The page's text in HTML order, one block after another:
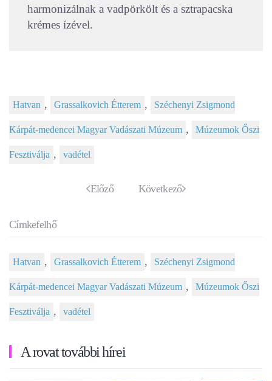
harmonizálnak a vadpörkölt és a sztrapacska
krémes ízével.
Hatvan , Grassalkovich Étterem , Széchenyi Zsigmond
Kárpát-medencei Magyar Vadászati Múzeum , Múzeumok Őszi
Fesztiválja , vadétel
Előző Következő
Címkefelhő
Hatvan , Grassalkovich Étterem , Széchenyi Zsigmond
Kárpát-medencei Magyar Vadászati Múzeum , Múzeumok Őszi
Fesztiválja , vadétel
A rovat további hírei